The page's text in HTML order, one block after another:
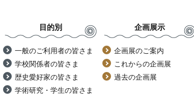
目的別
一般のご利用者の皆さま
学校関係者の皆さま
歴史愛好家の皆さま
学術研究・学生の皆さま
企画展示
企画展のご案内
これからの企画展
過去の企画展